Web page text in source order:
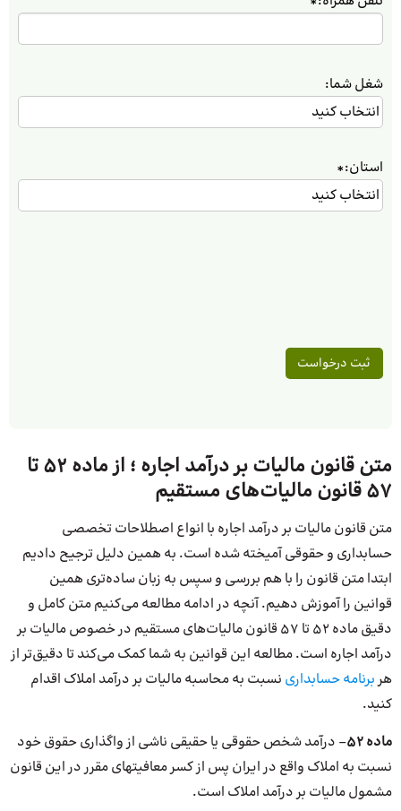
شغل شما:
استان:*
متن قانون مالیات بر درآمد اجاره ؛ از ماده 52 تا
57 قانون مالیات‌های مستقیم
متن قانون مالیات بر درآمد اجاره با انواع اصطلاحات تخصصی
حسابداری و حقوقی آمیخته شده است. به همین دلیل ترجیح دادیم
ابتدا متن قانون را با هم بررسی و سپس به زبان‌ ساده‌تری همین
قوانین را آموزش دهیم. آنچه در ادامه مطالعه می‌کنیم متن کامل و
دقیق ماده 52 تا 57 قانون مالیات‌های مستقیم در خصوص مالیات بر
درآمد اجاره است. مطالعه این قوانین به شما کمک می‌کند تا دقیق‌تر از
هربرنامه حسابداری نسبت به محاسبه مالیات بر درآمد املاک اقدام
کنید.
ماده۵۲– درآمد شخص حقوقی یا حقیقی ناشی از واگذاری حقوق خود
نسبت به املاک واقع در ایران پس از کسر معافیتهای مقرر در این قانون
مشمول مالیات بر درآمد املاک است.